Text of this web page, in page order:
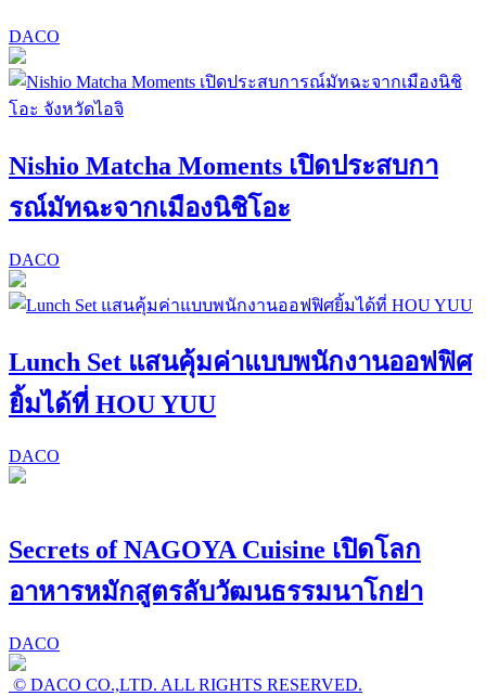
DACO
Nishio Matcha Moments เปิดประสบกา
รณ์มัทฉะจากเมืองนิชิโอะ
DACO
Lunch Set แสนคุ้มค่าแบบพนักงานออฟฟิศ
ยิ้มได้ที่ HOU YUU
DACO
Secrets of NAGOYA Cuisine เปิดโลก
อาหารหมักสูตรลับวัฒนธรรมนาโกย่า
DACO
© DACO CO.,LTD. ALL RIGHTS RESERVED.